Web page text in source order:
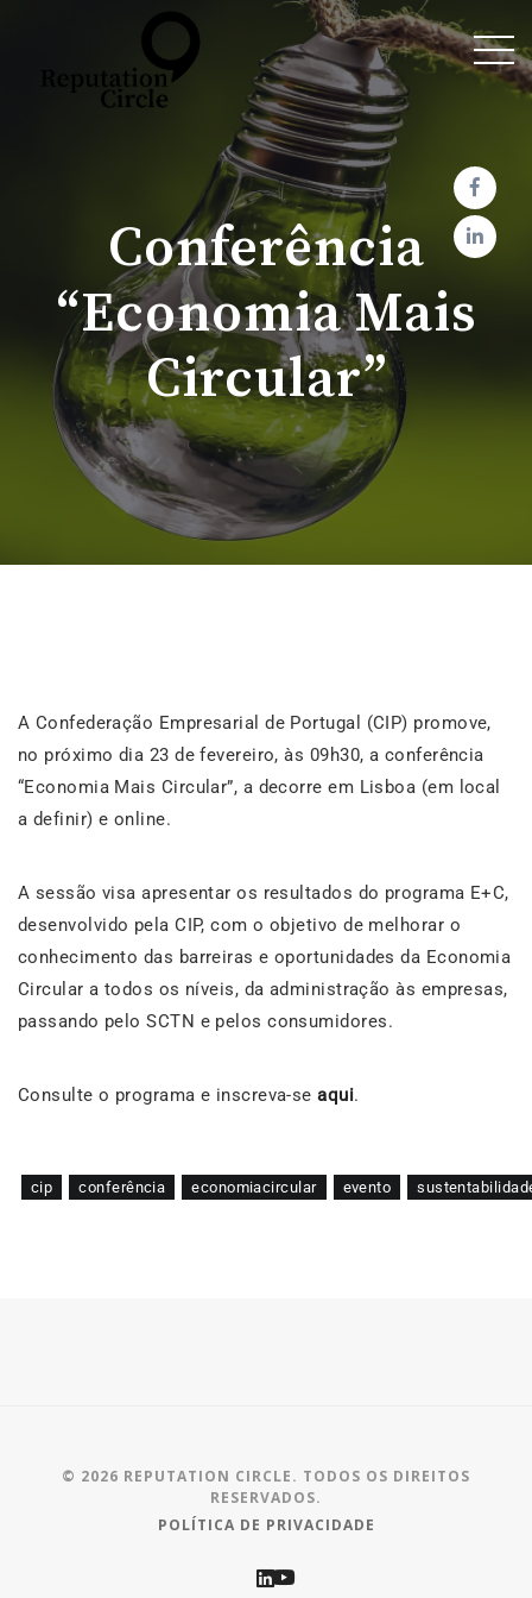
Conferência
“Economia Mais
Circular”
A Confederação Empresarial de Portugal (CIP) promove,
no próximo dia 23 de fevereiro, às 09h30, a conferência
“Economia Mais Circular”, a decorre em Lisboa (em local
a definir) e online.
A sessão visa apresentar os resultados do programa E+C,
desenvolvido pela CIP, com o objetivo de melhorar o
conhecimento das barreiras e oportunidades da Economia
Circular a todos os níveis, da administração às empresas,
passando pelo SCTN e pelos consumidores.
Consulte o programa e inscreva-seaqui.
cip conferência economiacircular evento
© 2026 REPUTATION CIRCLE. TODOS OS DIREITOS
RESERVADOS.
POLÍTICA DE PRIVACIDADE